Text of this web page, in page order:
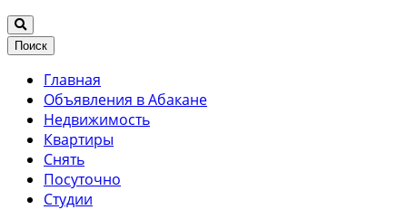
Поиск
Главная
Объявления в Абакане
Недвижимость
Квартиры
Снять
Посуточно
Студии